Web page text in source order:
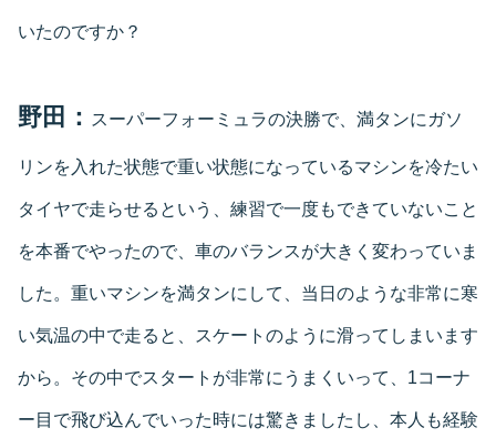
いたのですか？
野田： スーパーフォーミュラの決勝で、満タンにガソ
リンを入れた状態で重い状態になっているマシンを冷たい
タイヤで走らせるという、練習で一度もできていないこと
を本番でやったので、車のバランスが大きく変わっていま
した。重いマシンを満タンにして、当日のような非常に寒
い気温の中で走ると、スケートのように滑ってしまいます
から。その中でスタートが非常にうまくいって、1コーナ
ー目で飛び込んでいった時には驚きましたし、本人も経験